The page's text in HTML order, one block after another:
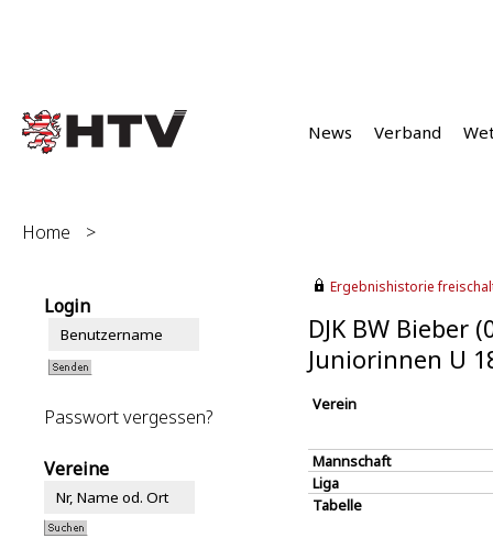
News Verband
Home >
Login
Passwort vergessen?
Vereine
Ergebnishistorie
DJK BW Bieber
Juniorinnen U
Verein
Mannschaft
Liga
Tabelle